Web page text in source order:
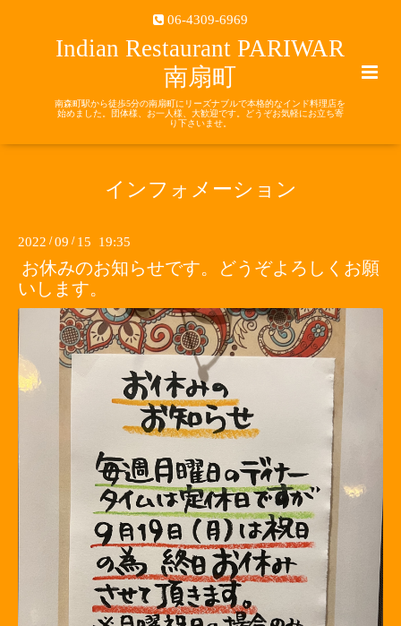
06-4309-6969
Indian Restaurant PARIWAR
南扇町
南森町駅から徒歩5分の南扇町にリーズナブルで本格的なインド料理店を
始めました。団体様、お一人様、大歓迎です。どうぞお気軽にお立ち寄
り下さいませ。
インフォメーション
2022 /09 / 15 19:35
お休みのお知らせです。どうぞよろしくお願
いします。